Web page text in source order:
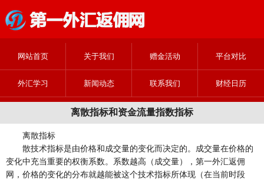
网站首页 关于我们 赠金活动 平台对比
外汇学习 新闻动态 联系我们 财经日历
离散指标和资金流量指数指标
离散指标
散技术指标是由价格和成交量的变化而决定的。成交量在价格的
变化中充当重要的权衡系数。系数越高（成交量），第一外汇返佣
网，价格的变化的分布就越能被这个技术指标所体现（在当前时段